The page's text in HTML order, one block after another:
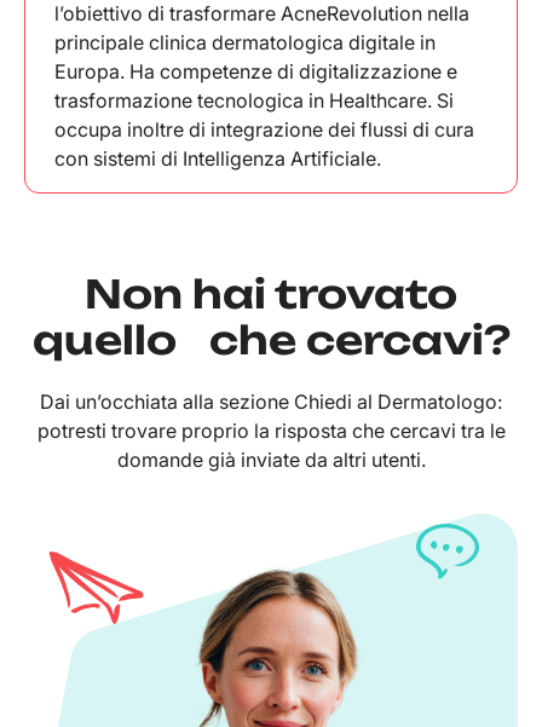
l’obiettivo di trasformare AcneRevolution nella
principale clinica dermatologica digitale in
Europa. Ha competenze di digitalizzazione e
trasformazione tecnologica in Healthcare. Si
occupa inoltre di integrazione dei flussi di cura
con sistemi di Intelligenza Artificiale.
Non hai trovato
quello che cercavi?
Dai un’occhiata alla sezione Chiedi al Dermatologo:
potresti trovare proprio la risposta che cercavi tra le
domande già inviate da altri utenti.